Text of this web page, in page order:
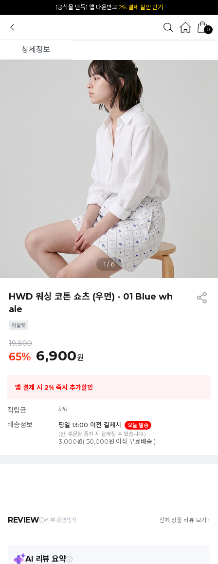
[공식몰 단독] 앱 다운받고 2% 결제 할인 받기
0
상세정보
1 /6
HWD 워싱 코튼 쇼츠 (우먼) - 01 Blue wh
ale
19,800
65% 6,900원
앱 결제 시 2% 즉시 추가할인
적립금 3%
배송정보 평일 13:00 이전 결제시
오늘 발송
(단, 주문량 증가 시 달라질 수 있습니다.)
3,000원( 50,000원 이상 무료배송 )